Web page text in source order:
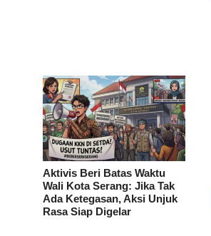
Aktivis Beri Batas Waktu
Wali Kota Serang: Jika Tak
Ada Ketegasan, Aksi Unjuk
Rasa Siap Digelar